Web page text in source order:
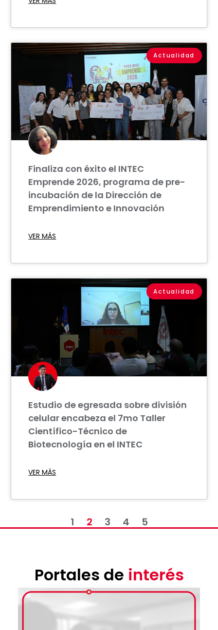
Actualidad
Finaliza con éxito el INTEC
Emprende 2026, programa de pre-
incubación de la Dirección de
Emprendimiento e Innovación
VER MÁS
Actualidad
Estudio de egresada sobre división
celular encabeza el 7mo Taller
Científico-Técnico de
Biotecnología en el INTEC
VER MÁS
1 2 3 4 5
Portales de interés